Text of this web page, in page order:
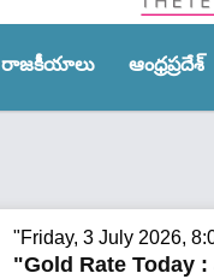
రాజ‌కీయాలు ఆంధ్ర‌ప్ర‌దేశ్‌
"Friday, 3 July 2026,
"Gold Rate Today